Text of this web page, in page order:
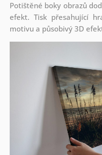
Potištěné boky obrazů
efekt. Tisk přesahující
motivu a působivý 3D